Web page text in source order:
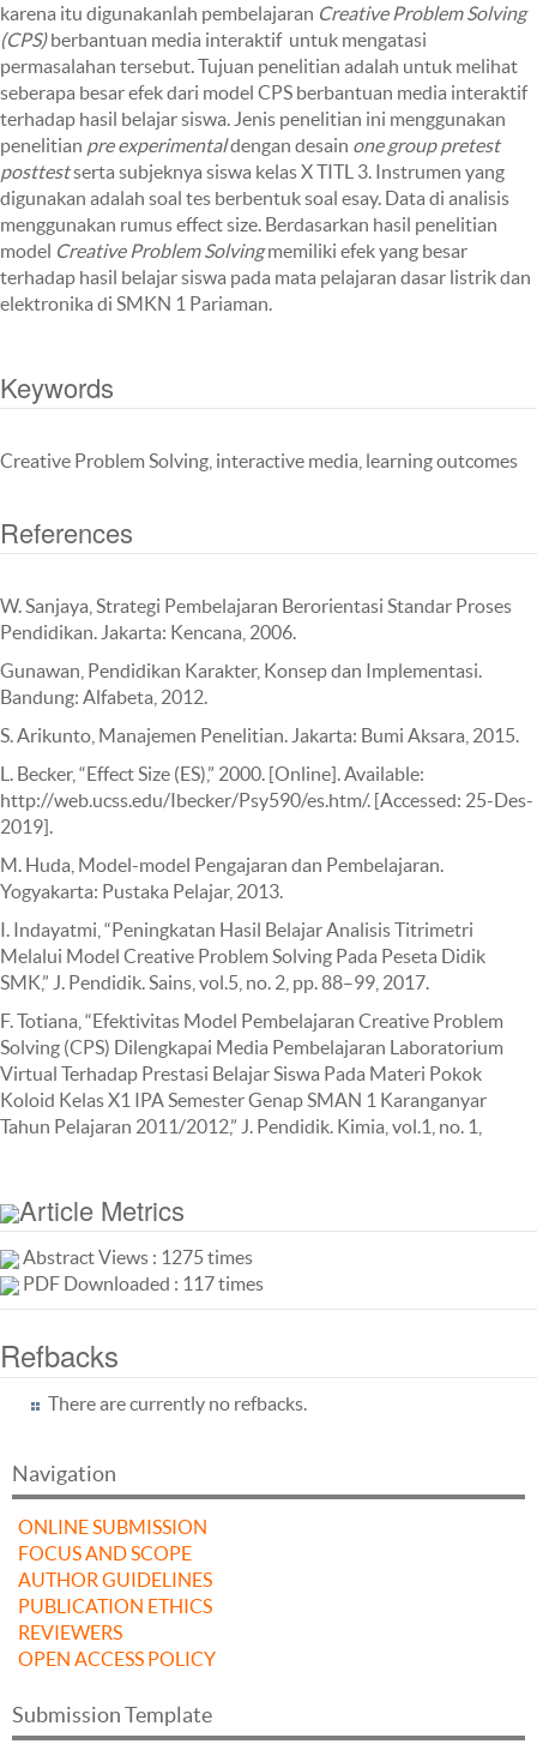
karena itu digunakanlah pembelajaran Creative Problem Solving
(CPS)berbantuan media interaktif untuk mengatasi
permasalahan tersebut. Tujuan penelitian adalah untuk melihat
seberapa besar efek dari model CPS berbantuan media interaktif
terhadap hasil belajar siswa. Jenis penelitian ini menggunakan
penelitian pre experimentaldengan desain one group pretest
posttestserta subjeknya siswa kelas X TITL 3. Instrumen yang
digunakan adalah soal tes berbentuk soal esay. Data di analisis
menggunakan rumus effect size. Berdasarkan hasil penelitian
model Creative Problem Solvingmemiliki efek yang besar
terhadap hasil belajar siswa pada mata pelajaran dasar listrik dan
elektronika di SMKN 1 Pariaman.
Keywords
Creative Problem Solving, interactive media, learning outcomes
References
W. Sanjaya, Strategi Pembelajaran Berorientasi Standar Proses
Pendidikan. Jakarta: Kencana, 2006.
Gunawan, Pendidikan Karakter, Konsep dan Implementasi.
Bandung: Alfabeta, 2012.
S. Arikunto, Manajemen Penelitian. Jakarta: Bumi Aksara, 2015.
L. Becker, “Effect Size (ES),” 2000. [Online]. Available:
http://web.ucss.edu/Ibecker/Psy590/es.htm/. [Accessed: 25-Des-
2019].
M. Huda, Model-model Pengajaran dan Pembelajaran.
Yogyakarta: Pustaka Pelajar, 2013.
I. Indayatmi, “Peningkatan Hasil Belajar Analisis Titrimetri
Melalui Model Creative Problem Solving Pada Peseta Didik
SMK,” J. Pendidik. Sains, vol.5, no. 2, pp. 88–99, 2017.
F. Totiana, “Efektivitas Model Pembelajaran Creative Problem
Solving (CPS) Dilengkapai Media Pembelajaran Laboratorium
Virtual Terhadap Prestasi Belajar Siswa Pada Materi Pokok
Koloid Kelas X1 IPA Semester Genap SMAN 1 Karanganyar
Tahun Pelajaran 2011/2012,” J. Pendidik. Kimia, vol.1, no. 1,
Article Metrics
Abstract Views : 1275 times
PDF Downloaded : 117 times
Refbacks
There are currently no refbacks.
Navigation
ONLINE SUBMISSION
FOCUS AND SCOPE
AUTHOR GUIDELINES
PUBLICATION ETHICS
REVIEWERS
OPEN ACCESS POLICY
Submission Template